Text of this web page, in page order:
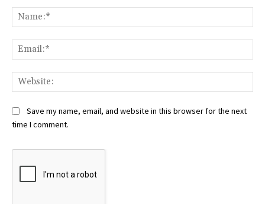
Save my name, email, and website in this browser for the next
time I comment.